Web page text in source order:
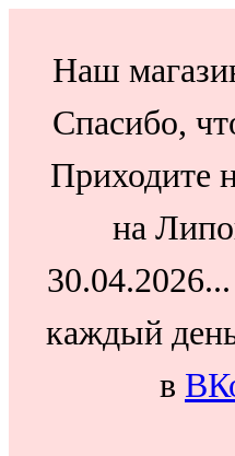
Наш
Спасибо,
Приходите
на
каждый
в